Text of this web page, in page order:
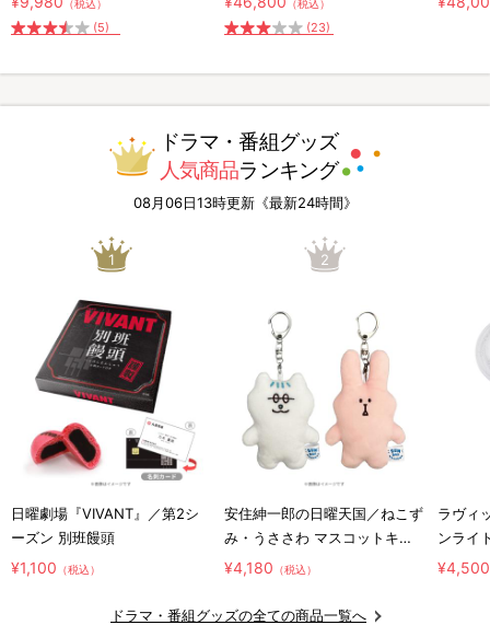
（税込）
(5)
（税込）
(23)
ドラマ・番組グッズ
人気商品ランキング
08月06日13時更新《最新24時間》
1
日曜劇場『VIVANT』／第2シ
ーズン 別班饅頭
¥1,100 （税込）
2
安住紳一郎の日曜天国／ねこず
み・うささわ マスコットキー
ホルダー2種セット
¥4,180 （税込）
ラヴィ
ンライ
¥4,500
ドラマ・番組グッズの全ての商品一覧へ